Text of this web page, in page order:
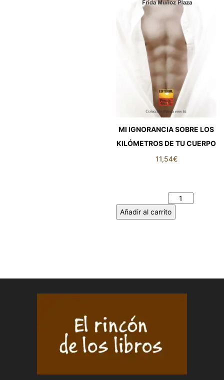
MI IGNORANCIA SOBRE LOS
KILÓMETROS DE TU CUERPO
11,54€
Añadir al carrito